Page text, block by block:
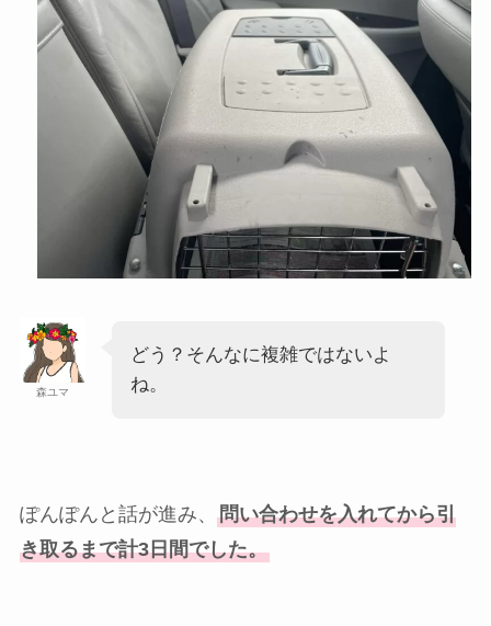
森ユマ
どう？そんなに複雑ではないよ
ね。
ぽんぽんと話が進み、 問い合わせを入れてから引
き取るまで計3日間でした。